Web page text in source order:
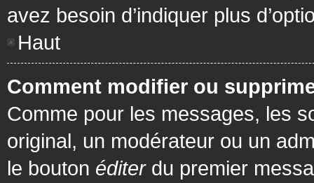
avez besoin d’indiquer plus
Haut
Comment modifier ou
Comme pour les messages, les
original, un modérateur ou un
le bouton éditerdu premier